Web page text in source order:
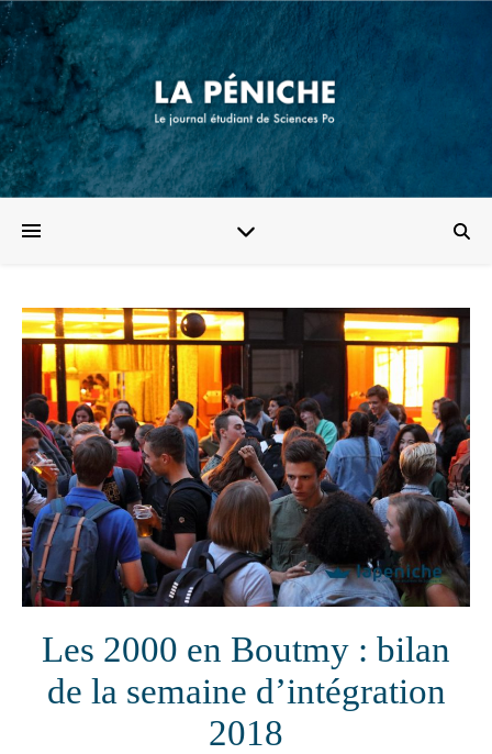
Les 2000 en Boutmy : bilan
de la semaine d’intégration
2018